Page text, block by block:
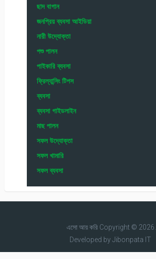
ছাদ বাগান
জনপ্রিয় ব্যবসা আইডিয়া
নারী উদ্যোক্তা
পশু পালন
পাইকারি ব্যবসা
ফ্রিল্যান্সিং টিপস
ব্যবসা
ব্যবসা গাইডলাইন
মাছ পালন
সফল উদ্যোক্তা
সফল খামারি
সফল ব্যবসা
এসো আয় করিCopyright © 2026.
Developed byJibonpata IT